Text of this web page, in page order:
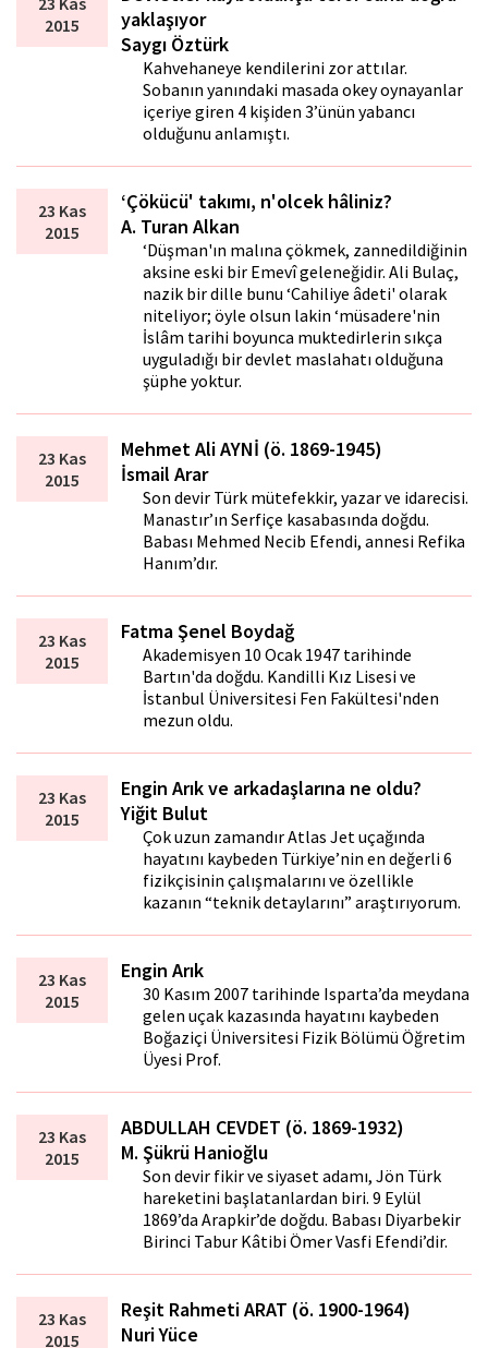
2015
yaklaşıyor
Saygı Öztürk
Kahvehaneye kendilerini zor attılar.
Sobanın yanındaki masada okey oynayanlar
içeriye giren 4 kişiden 3’ünün yabancı
olduğunu anlamıştı.
23 Kas
2015
‘Çökücü' takımı, n'olcek hâliniz?
A. Turan Alkan
‘Düşman'ın malına çökmek, zannedildiğinin
aksine eski bir Emevî geleneğidir. Ali Bulaç,
nazik bir dille bunu ‘Cahiliye âdeti' olarak
niteliyor; öyle olsun lakin ‘müsadere'nin
İslâm tarihi boyunca muktedirlerin sıkça
uyguladığı bir devlet maslahatı olduğuna
şüphe yoktur.
23 Kas
2015
Mehmet Ali AYNİ (ö. 1869-1945)
İsmail Arar
Son devir Türk mütefekkir, yazar ve idarecisi.
Manastır’ın Serfiçe kasabasında doğdu.
Babası Mehmed Necib Efendi, annesi Refika
Hanım’dır.
23 Kas
2015
Fatma Şenel Boydağ
Akademisyen 10 Ocak 1947 tarihinde
Bartın'da doğdu. Kandilli Kız Lisesi ve
İstanbul Üniversitesi Fen Fakültesi'nden
mezun oldu.
23 Kas
2015
Engin Arık ve arkadaşlarına ne oldu?
Yiğit Bulut
Çok uzun zamandır Atlas Jet uçağında
hayatını kaybeden Türkiye’nin en değerli 6
fizikçisinin çalışmalarını ve özellikle
kazanın “teknik detaylarını” araştırıyorum.
23 Kas
2015
Engin Arık
30 Kasım 2007 tarihinde Isparta’da meydana
gelen uçak kazasında hayatını kaybeden
Boğaziçi Üniversitesi Fizik Bölümü Öğretim
Üyesi Prof.
23 Kas
2015
ABDULLAH CEVDET (ö. 1869-1932)
M. Şükrü Hanioğlu
Son devir fikir ve siyaset adamı, Jön Türk
hareketini başlatanlardan biri. 9 Eylül
1869’da Arapkir’de doğdu. Babası Diyarbekir
Birinci Tabur Kâtibi Ömer Vasfi Efendi’dir.
23 Kas
2015
Reşit Rahmeti ARAT (ö. 1900-1964)
Nuri Yüce